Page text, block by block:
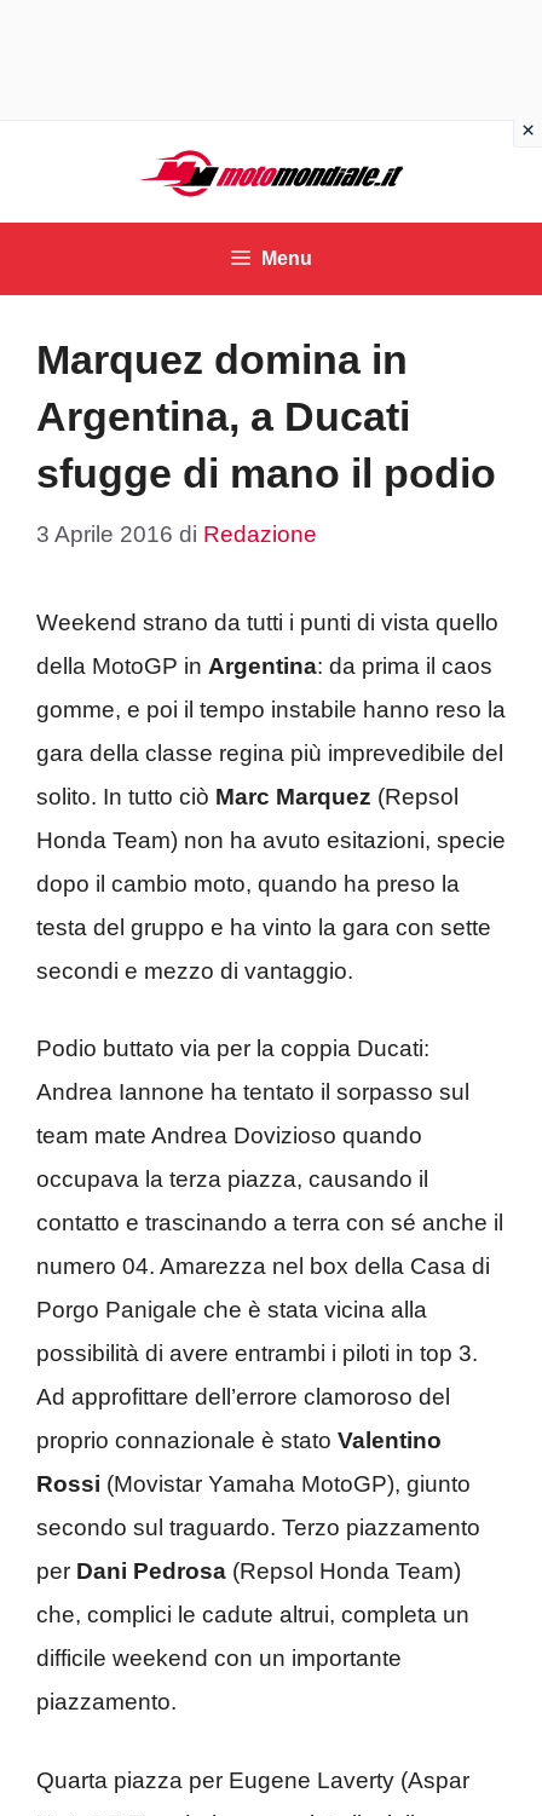
contenuto
Menu
Marquez domina in
Argentina, a Ducati
sfugge di mano il podio
3 Aprile 2016 di Redazione
Weekend strano da tutti i punti di vista quello
della MotoGP in Argentina: da prima il caos
gomme, e poi il tempo instabile hanno reso la
gara della classe regina più imprevedibile del
solito. In tutto ciò Marc Marquez (Repsol
Honda Team) non ha avuto esitazioni, specie
dopo il cambio moto, quando ha preso la
testa del gruppo e ha vinto la gara con sette
secondi e mezzo di vantaggio.
Podio buttato via per la coppia Ducati:
Andrea Iannone ha tentato il sorpasso sul
team mate Andrea Dovizioso quando
occupava la terza piazza, causando il
contatto e trascinando a terra con sé anche il
numero 04. Amarezza nel box della Casa di
Porgo Panigale che è stata vicina alla
possibilità di avere entrambi i piloti in top 3.
Ad approfittare dell’errore clamoroso del
proprio connazionale è stato Valentino
Rossi (Movistar Yamaha MotoGP), giunto
secondo sul traguardo. Terzo piazzamento
per Dani Pedrosa (Repsol Honda Team)
che, complici le cadute altrui, completa un
difficile weekend con un importante
piazzamento.
Quarta piazza per Eugene Laverty (Aspar